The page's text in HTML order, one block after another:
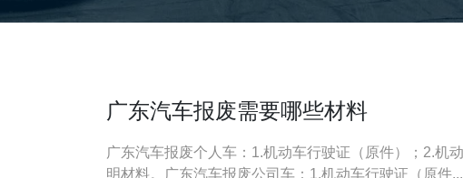
广东汽车报废需要哪些材料
广东汽车报废个人车：1.机动车行驶证（原件）；2.机
明材料。广东汽车报废公司车：1.机动车行驶证（原件...